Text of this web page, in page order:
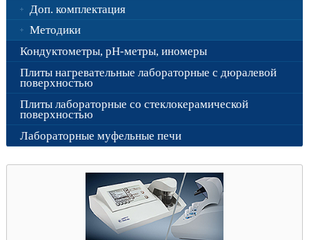
Доп. комплектация
Методики
Кондуктометры, рН-метры, иномеры
Плиты нагревательные лабораторные с дюралевой
поверхностью
Плиты лабораторные со стеклокерамической
поверхностью
Лабораторные муфельные печи